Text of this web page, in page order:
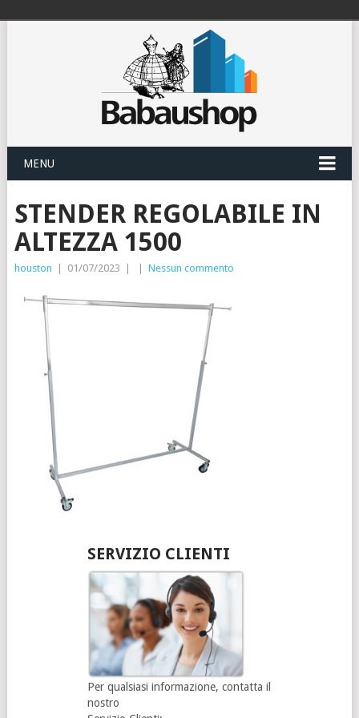
MENU
STENDER REGOLABILE IN
ALTEZZA 1500
houston 01/07/2023 Nessun commento
SERVIZIO CLIENTI
Per qualsiasi informazione, contatta il
nostro